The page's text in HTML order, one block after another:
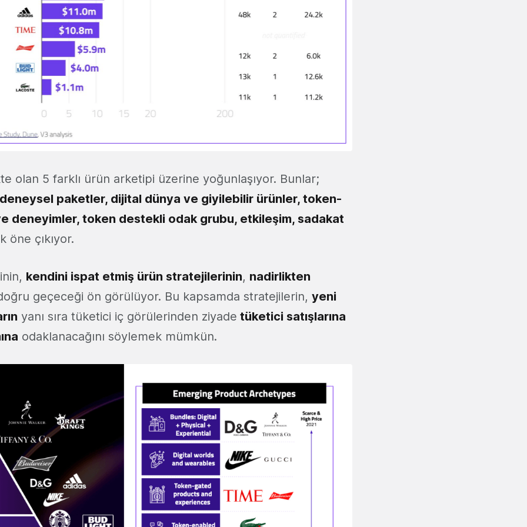
olan 5 farklı ürün arketipi üzerine yoğunlaşıyor. Bunlar;
paketler, dijital dünya ve giyilebilir ürünler, token-
deneyimler, token destekli odak grubu, etkileşim, sadakat
öne çıkıyor.
kendini ispat etmiş ürün stratejilerinin, nadirlikten
geçeceği ön görülüyor. Bu kapsamda stratejilerin, yeni
yanı sıra tüketici iç görülerinden ziyade tüketici satışlarına
odaklanacağını söylemek mümkün.